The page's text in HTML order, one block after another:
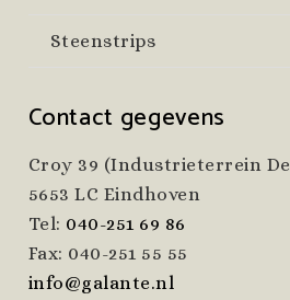
Steenstrips
Contact gegevens
Croy 39 (Industrieterrein
5653 LC Eindhoven
Tel: 040-251 69 86
Fax: 040-251 55 55
info@galante.nl